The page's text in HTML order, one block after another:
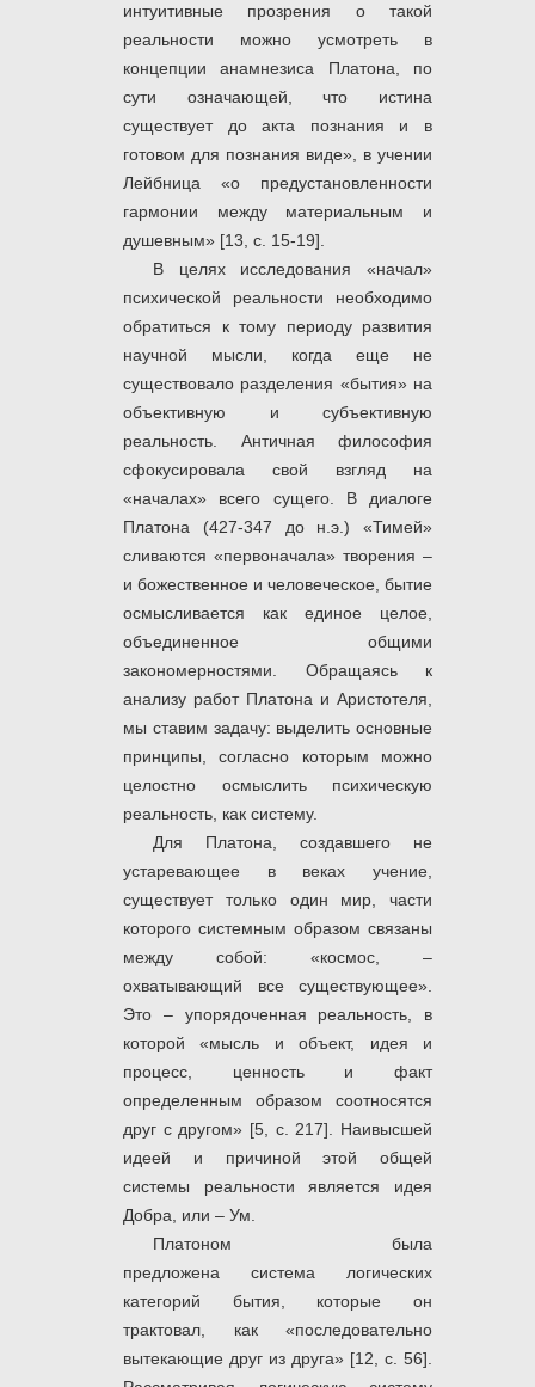
интуитивные прозрения о такой
реальности можно усмотреть в
концепции анамнезиса Платона, по
сути означающей, что истина
существует до акта познания и в
готовом для познания виде», в учении
Лейбница «о предустановленности
гармонии между материальным и
душевным» [13, с. 15-19].
В целях исследования «начал»
психической реальности необходимо
обратиться к тому периоду развития
научной мысли, когда еще не
существовало разделения «бытия» на
объективную и субъективную
реальность. Античная философия
сфокусировала свой взгляд на
«началах» всего сущего. В диалоге
Платона (427-347 до н.э.) «Тимей»
сливаются «первоначала» творения –
и божественное и человеческое, бытие
осмысливается как единое целое,
объединенное общими
закономерностями. Обращаясь к
анализу работ Платона и Аристотеля,
мы ставим задачу: выделить основные
принципы, согласно которым можно
целостно осмыслить психическую
реальность, как систему.
Для Платона, создавшего не
устаревающее в веках учение,
существует только один мир, части
которого системным образом связаны
между собой: «космос, –
охватывающий все существующее».
Это – упорядоченная реальность, в
которой «мысль и объект, идея и
процесс, ценность и факт
определенным образом соотносятся
друг с другом» [5, с. 217]. Наивысшей
идеей и причиной этой общей
системы реальности является идея
Добра, или – Ум.
Платоном была
предложена система логических
категорий бытия, которые он
трактовал, как «последовательно
вытекающие друг из друга» [12, с. 56].